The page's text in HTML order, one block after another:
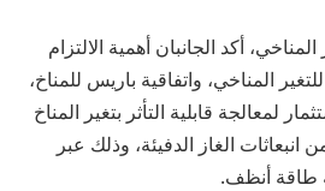
أكد الجانبان أهمية الالتزام
المناخي، واتفاقية باريس للمناخ،
لمعالجة قابلية التأثر بتغير المناخ
الغاز الدفيئة، وذلك عبر
طاقة أنظف.